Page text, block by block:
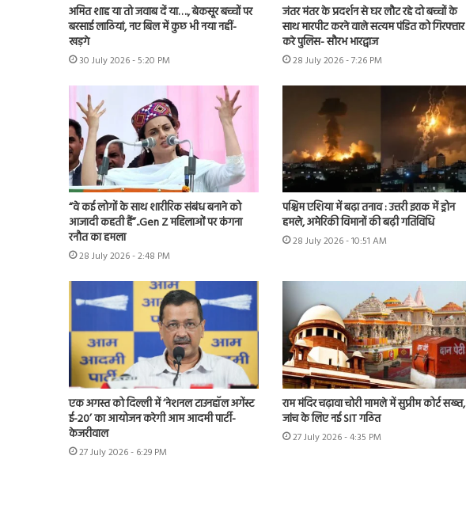
अमित शाह या तो जवाब दें या…., बेकसूर बच्चों पर
बरसाई लाठियां, नए बिल में कुछ भी नया नहीं-
खड़गे
30 July 2026 - 5:20 PM
जंतर मंतर के प्रदर्शन से घर लौट रहे दो बच्चों के
साथ मारपीट करने वाले सत्यम पंडित को गिरफ्तार
करे पुलिस- सौरभ भारद्वाज
28 July 2026 - 7:26 PM
“वे कई लोगों के साथ शारीरिक संबंध बनाने को
आजादी कहती हैं”..Gen Z महिलाओं पर कंगना
रनौत का हमला
28 July 2026 - 2:48 PM
पश्चिम एशिया में बढ़ा तनाव : उत्तरी इराक में ड्रोन
हमले, अमेरिकी विमानों की बढ़ी गतिविधि
28 July 2026 - 10:51 AM
एक अगस्त को दिल्ली में ‘नेशनल टाउनहॉल अगेंस्ट
ई-20’ का आयोजन करेगी आम आदमी पार्टी-
केजरीवाल
27 July 2026 - 6:29 PM
राम मंदिर चढ़ावा चोरी मामले में सुप्रीम कोर्ट सख्त,
जांच के लिए नई SIT गठित
27 July 2026 - 4:35 PM